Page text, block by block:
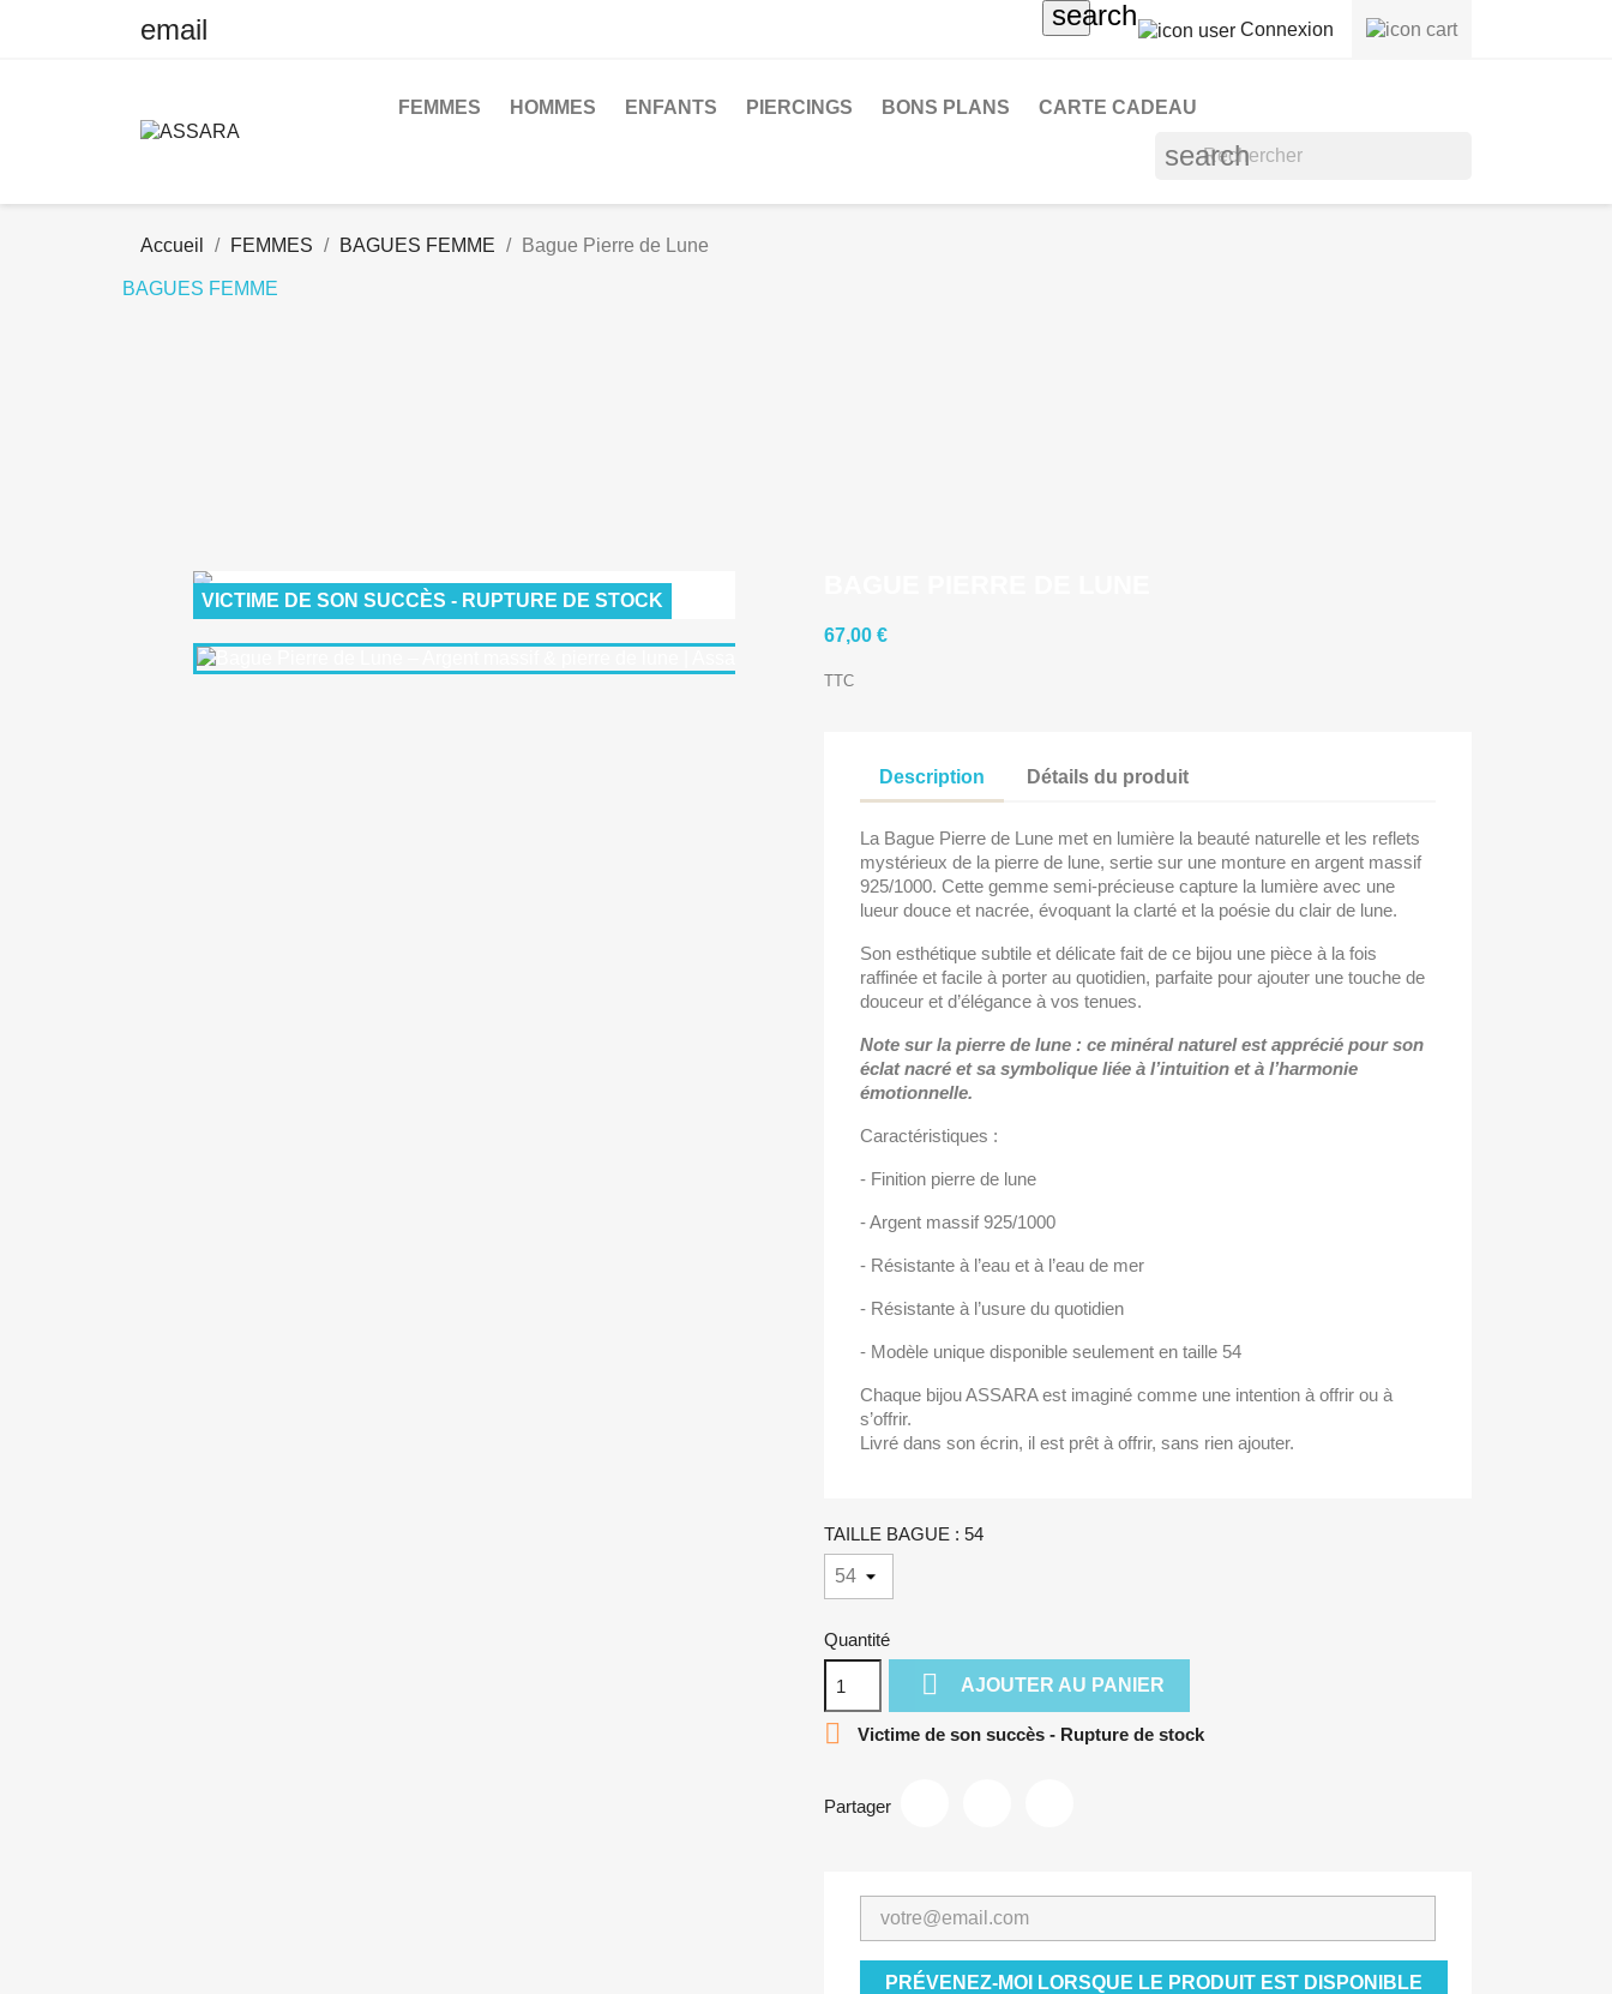
email search Connexion
FEMMES HOMMES ENFANTS PIERCINGS BONS PLANS CARTE CADEAU
search
Accueil FEMMES BAGUES FEMME Bague Pierre de Lune
BAGUES FEMME
VICTIME DE SON SUCCÈS - RUPTURE DE STOCK
67,00 €
TTC
Description Détails du produit
La Bague Pierre de Lune met en lumière la beauté naturelle et les reflets
mystérieux de la pierre de lune, sertie sur une monture en argent massif
925/1000. Cette gemme semi-précieuse capture la lumière avec une
lueur douce et nacrée, évoquant la clarté et la poésie du clair de lune.
Son esthétique subtile et délicate fait de ce bijou une pièce à la fois
raffinée et facile à porter au quotidien, parfaite pour ajouter une touche de
douceur et d’élégance à vos tenues.
Note sur la pierre de lune : ce minéral naturel est apprécié pour son
éclat nacré et sa symbolique liée à l’intuition et à l’harmonie
émotionnelle.
Caractéristiques :
- Finition pierre de lune
- Argent massif 925/1000
- Résistante à l’eau et à l’eau de mer
- Résistante à l’usure du quotidien
- Modèle unique disponible seulement en taille 54
Chaque bijou ASSARA est imaginé comme une intention à offrir ou à
s’offrir.
Livré dans son écrin, il est prêt à offrir, sans rien ajouter.
TAILLE BAGUE : 54
Quantité
 AJOUTER AU PANIER
 Victime de son succès - Rupture de stock
Partager
PRÉVENEZ-MOI LORSQUE LE PRODUIT EST DISPONIBLE